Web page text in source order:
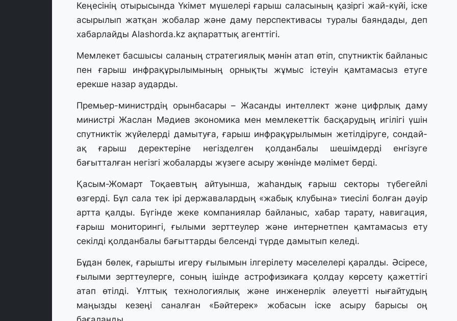
Кеңесінің отырысында Үкімет мүшелері ғарыш саласының қазіргі жай-күйі, іске
асырылып жатқан жобалар және даму перспективасы туралы баяндады, деп
хабарлайды Alashorda.kz ақпараттық агенттігі.
Мемлекет басшысы саланың стратегиялық мәнін атап өтіп, спутниктік байланыс
пен ғарыш инфрақұрылымының орнықты жұмыс істеуін қамтамасыз етуге
ерекше назар аударды.
Премьер-министрдің орынбасары – Жасанды интеллект және цифрлық даму
министрі Жаслан Мәдиев экономика мен мемлекеттік басқарудың игілігі үшін
спутниктік жүйелерді дамытуға, ғарыш инфрақұрылымын жетілдіруге, сондай-
ақ ғарыш деректеріне негізделген қолданбалы шешімдерді енгізуге
бағытталған негізгі жобаларды жүзеге асыру жөнінде мәлімет берді.
Қасым-Жомарт Тоқаевтың айтуынша, жаһандық ғарыш секторы түбегейлі
өзгерді. Бұл сала тек ірі державалардың «жабық клубына» тиесілі болған дәуір
артта қалды. Бүгінде жеке компаниялар байланыс, хабар тарату, навигация,
ғарыш мониторингі, ғылыми зерттеулер және интернетпен қамтамасыз ету
секілді қолданбалы бағыттарды белсенді түрде дамытып келеді.
Бұдан бөлек, ғарышты игеру ғылымын ілгерілету мәселелері қаралды. Әсіресе,
ғылыми зерттеулерге, соның ішінде астрофизикаға қолдау көрсету қажеттігі
атап өтілді. Ұлттық технологиялық және инженерлік әлеуетті нығайтудың
маңызды кезеңі саналған «Бәйтерек» жобасын іске асыру барысы оң